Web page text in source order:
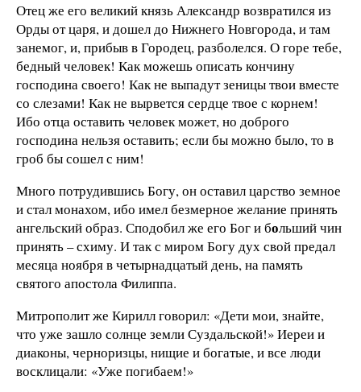
Отец же его великий князь Александр возвратился из
Орды от царя, и дошел до Нижнего Новгорода, и там
занемог, и, прибыв в Городец, разболелся. О горе тебе,
бедный человек! Как можешь описать кончину
господина своего! Как не выпадут зеницы твои вместе
со слезами! Как не вырвется сердце твое с корнем!
Ибо отца оставить человек может, но доброго
господина нельзя оставить; если бы можно было, то в
гроб бы сошел с ним!
Много потрудившись Богу, он оставил царство земное
и стал монахом, ибо имел безмерное желание принять
ангельский образ. Сподобил же его Бог и больший чин
принять – схиму. И так с миром Богу дух свой предал
месяца ноября в четырнадцатый день, на память
святого апостола Филиппа.
Митрополит же Кирилл говорил: «Дети мои, знайте,
что уже зашло солнце земли Суздальской!» Иереи и
диаконы, черноризцы, нищие и богатые, и все люди
восклицали: «Уже погибаем!»